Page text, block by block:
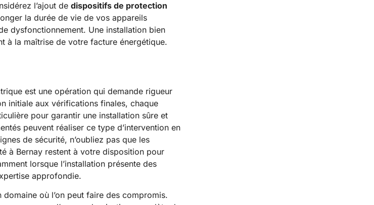
l’ajout de dispositifs de protection
la durée de vie de vos appareils
dysfonctionnement. Une installation bien
à la maîtrise de votre facture énergétique.
est une opération qui demande rigueur
initiale aux vérifications finales, chaque
pour garantir une installation sûre et
peuvent réaliser ce type d’intervention en
de sécurité, n’oubliez pas que les
à Bernay restent à votre disposition pour
lorsque l’installation présente des
approfondie.
domaine où l’on peut faire des compromis.